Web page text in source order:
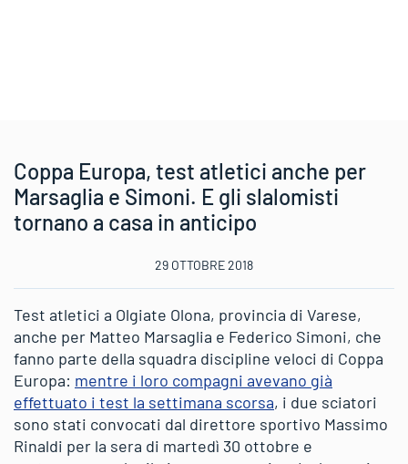
Coppa Europa, test atletici anche per
Marsaglia e Simoni. E gli slalomisti
tornano a casa in anticipo
29 OTTOBRE 2018
Test atletici a Olgiate Olona, provincia di Varese,
anche per Matteo Marsaglia e Federico Simoni, che
fanno parte della squadra discipline veloci di Coppa
Europa: mentre i loro compagni avevano già
effettuato i test la settimana scorsa, i due sciatori
sono stati convocati dal direttore sportivo Massimo
Rinaldi per la sera di martedì 30 ottobre e